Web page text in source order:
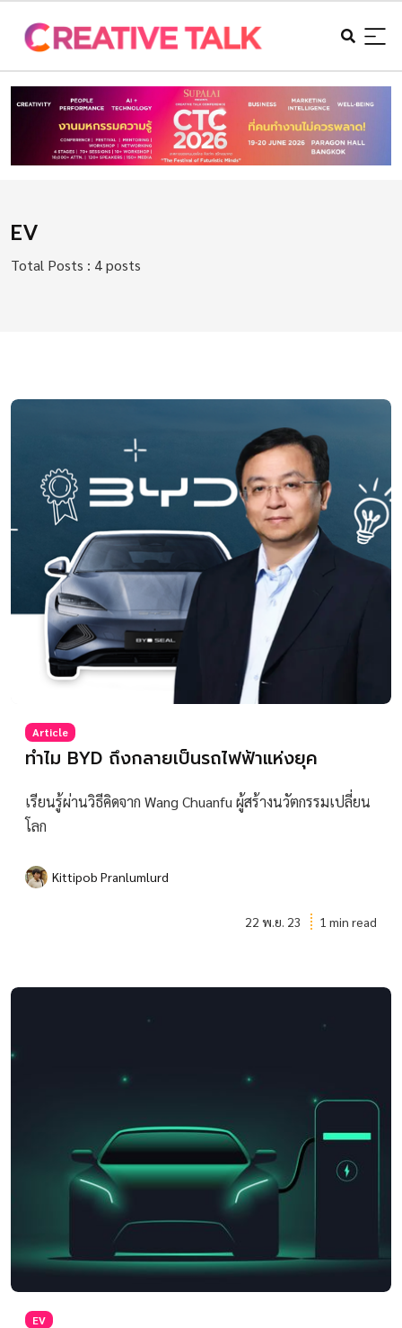
EV
Total Posts : 4 posts
Article
ทำไม BYD ถึงกลายเป็นรถไฟฟ้าแห่งยุค
เรียนรู้ผ่านวิธีคิดจาก Wang Chuanfu ผู้สร้างนวัตกรรมเปลี่ยน
โลก
Kittipob Pranlumlurd
22 พ.ย. 23 1 min read
EV